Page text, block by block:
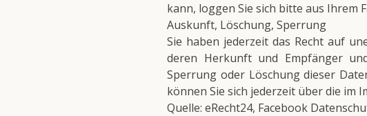
kann, loggen Sie sich bitte aus Ihrem
Auskunft, Löschung, Sperrung
Sie haben jederzeit das Recht auf
deren Herkunft und Empfänger
Sperrung oder Löschung dieser
können Sie sich jederzeit über die im
Quelle: eRecht24, Facebook